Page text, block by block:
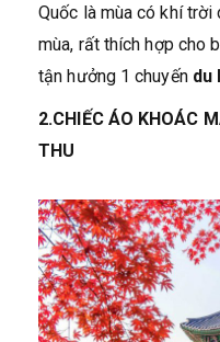
Quốc là mùa có khí trời
mùa, rất thích hợp cho
tận hưởng 1 chuyến du
2.CHIẾC ÁO KHOÁC
THU